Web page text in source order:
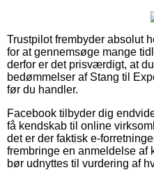
Trustpilot frembyder absolut
for at gennemsøge mange
derfor er det prisværdigt, at
bedømmelser af Stang til
før du handler.
Facebook tilbyder dig
få kendskab til online
det er der faktisk e-
frembringe en anmeldelse af
bør udnyttes til vurdering af